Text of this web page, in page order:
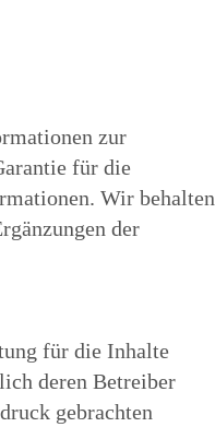
zur
für die
Wir behalten
der
für die Inhalte
deren Betreiber
gebrachten